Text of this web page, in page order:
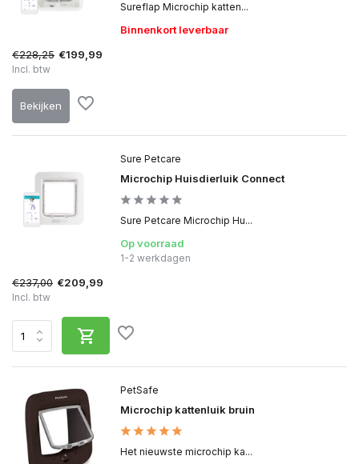
PetSafe
Microchip kattenluik bruin
Het nieuwste microchip ka...
Sure Petcare
Microchip Huisdierluik Connect
Sure Petcare Microchip Hu...
Op voorraad
1-2 werkdagen
€237,00 €209,99
Incl. btw
Sureflap Microchip katten...
Binnenkort leverbaar
€228,25 €199,99
Incl. btw
Bekijken